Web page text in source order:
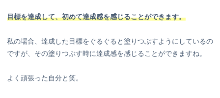
目標を達成して、初めて達成感を感じることができます。
私の場合、達成した目標をぐるぐると塗りつぶすようにしているの
ですが、その塗りつぶす時に達成感を感じることができますね。
よく頑張った自分と笑。